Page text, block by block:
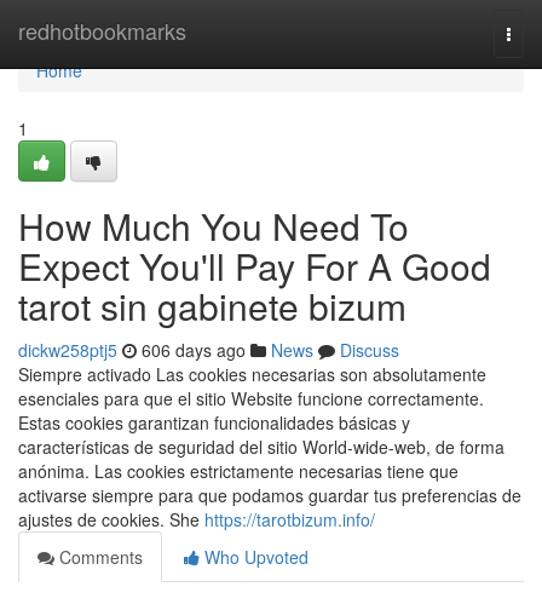
redhotbookmarks
Home
Home
1
How Much You Need To
Expect You'll Pay For A Good
tarot sin gabinete bizum
dickw258ptj5 606 days ago News
Discuss
Siempre activado Las cookies necesarias son absolutamente
esenciales para que el sitio Website funcione correctamente.
Estas cookies garantizan funcionalidades básicas y
características de seguridad del sitio World-wide-web, de forma
anónima. Las cookies estrictamente necesarias tiene que
activarse siempre para que podamos guardar tus preferencias de
ajustes de cookies. She https://tarotbizum.info/
Comments
Who Upvoted